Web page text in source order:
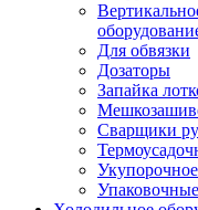
Для обвязки
Дозаторы
Запайка
Сварщики